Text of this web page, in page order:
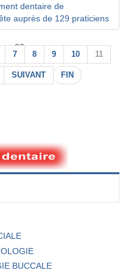
dentaire de
auprès de 129 praticiens
22
7 8 9 10 11
SUIVANT FIN
BUCCALE